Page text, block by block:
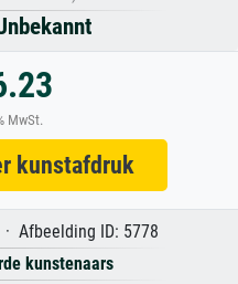
MwSt.
kunstafdruk
Afbeelding ID: 5778
kunstenaars